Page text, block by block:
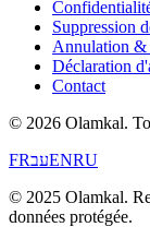
Suppression
Annulation &
Déclaration
Contact
© 2026 Olamkal.
FRעבENRU
© 2025 Olamkal.
données protégée.